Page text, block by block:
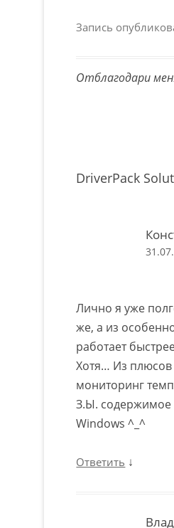
Запись
Отблагодари
DriverPack
Лично я уже
же, а из
работает
Хотя… Из
мониторинг
З.Ы. содержимое
Windows ^_^
Ответить ↓